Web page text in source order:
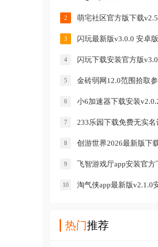
2
3 闪玩最新版v3.0.0 安卓版
4
5
6
7
8
9
10
热门推荐